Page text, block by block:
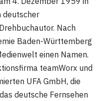
deutscher
Nach
Baden-Württemberg
einen Namen.
teamWorx und
UFA GmbH, die
deutsche Fernsehen